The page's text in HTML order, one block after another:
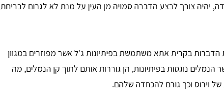
יהיה צורך לבצע הדברה סמויה מן העין על מנת לא לגרום לבריחת
בקרית אתא משתמשת בפיתיונות ג'ל אשר מפוזרים במגוון
הנמלים נוגסות בפיתיונות, הן גוררות אותם לתוך קן הנמלים, מה
וירוס וכך גורם להכחדה שלהם.